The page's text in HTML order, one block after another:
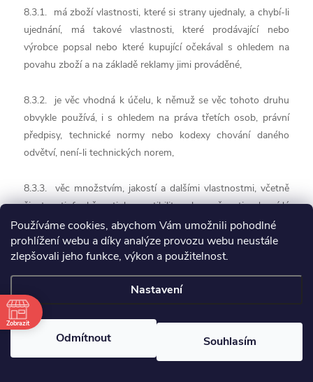
Používáme cookies, abychom Vám umožnili pohodlné
prohlížení webu a díky analýze provozu webu neustále
zlepšovali jeho funkce, výkon a použitelnost.
Nastavení
Odmítnout Souhlasím
8.3.1. má zboží vlastnosti, které si strany ujednaly, a chybí-li
ujednání, má takové vlastnosti, které prodávající nebo
výrobce popsal nebo které kupující očekával s ohledem na
povahu zboží a na základě reklamy jimi prováděné,
8.3.2. je věc vhodná k účelu, k němuž se věc tohoto druhu
obvykle používá, i s ohledem na práva třetích osob, právní
předpisy, technické normy nebo kodexy chování daného
odvětví, není-li technických norem,
8.3.3. věc množstvím, jakostí a dalšími vlastnostmi, včetně
životnosti, funkčnosti, kompatibility a bezpečnosti, odpovídá
obvyklým vlastnostem věcí téhož druhu, které může kupující
rozumně očekávat, i s ohledem na veřejná prohlášení učiněná
prodávajícím nebo jinou osobou v témže smluvním řetězci,
zejména reklamou nebo označením,
8.3.4. je věc dodána s příslušenstvím, včetně obalu, návodu
k montáži a jiných pokynů k použití, které může kupující
rozumně očekávat, a
Zobrazit